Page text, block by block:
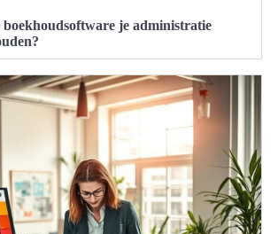
boekhoudsoftware je administratie